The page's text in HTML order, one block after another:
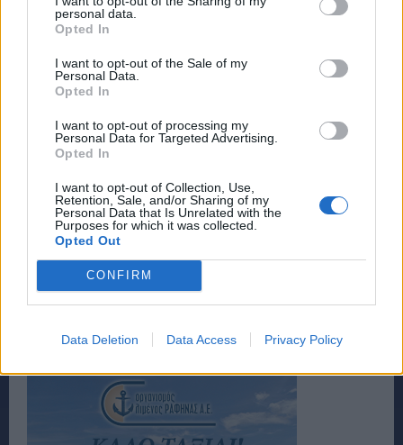
personal data.
Opted In
I want to opt-out of the Sale of my
Personal Data.
Opted In
I want to opt-out of processing my
Personal Data for Targeted Advertising.
Opted In
I want to opt-out of Collection, Use,
Retention, Sale, and/or Sharing of my
Personal Data that Is Unrelated with the
Purposes for which it was collected.
Opted Out
CONFIRM
Data Deletion Data Access Privacy Policy